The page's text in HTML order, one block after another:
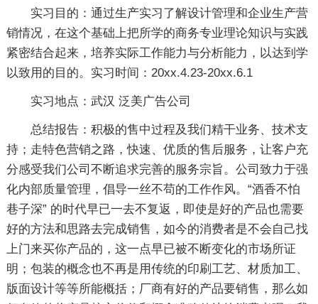
实习目的：通过生产实习了解设计管理和企业生产营
销情况，在这个基础上把所学的商务专业理论知识与实践
紧密结合起来，培养实际工作能力与分析能力，以达到学
以致用的目的。实习时间：20xx.4.23-20xx.6.1
实习地点：武汉 泛美广告公司
总结报告：积极的售中过程及我们精干业务、技术支
持；走特色营销之路，快速、优质的售后服务，让客户充
分感受我们公司不断追求完善的服务宗旨。公司致力于强
化内部质量管理，倡导一丝不苟的工作作风。“酒香不怕
巷子深” 的时代早已一去不复返，即使是好的产品也需要
好的方法和思路去完成销售，如今的消费者是不会自己找
上门来买你产品的，这一点早已被不断变化的市场所证
明；包装的概念也不再是用传统的印刷工艺、材质加工、
版面设计等等所能概括；厂商有好的产品要销售，那么如